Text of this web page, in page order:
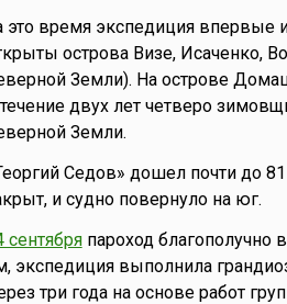
это время экспедиция впервые
острова Визе, Исаченко,
Земли). На острове
двух лет четверо
Земли.
Седов» дошел почти до
и судно повернуло на юг.
сентябряпароход благополучно
экспедиция выполнила
три года на основе работ